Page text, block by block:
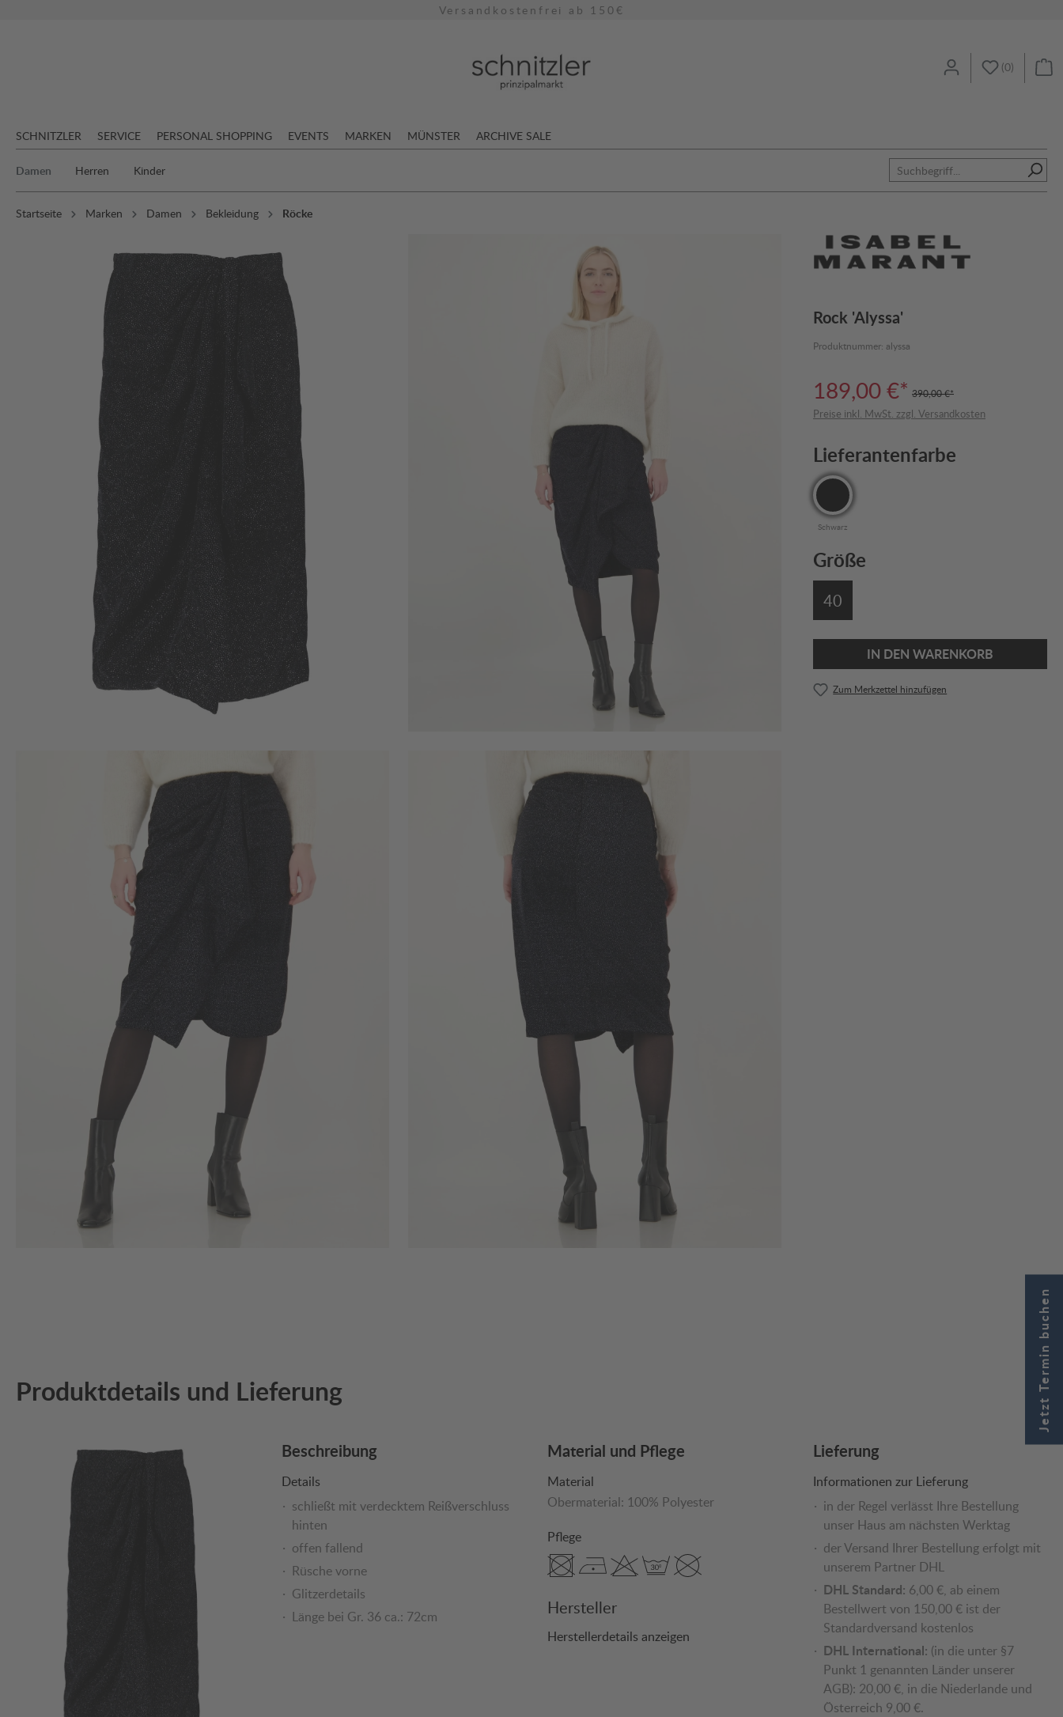
Versandkostenfrei ab 150€
(0)
SCHNITZLER SERVICE PERSONAL SHOPPING EVENTS MARKEN MÜNSTER ARCHIVE SALE
Damen Herren Kinder
Startseite Marken Damen Bekleidung Röcke
Rock 'Alyssa'
Produktnummer: alyssa
189,00 €* 390,00 €*
Preise inkl. MwSt. zzgl. Versandkosten
Lieferantenfarbe
Schwarz
Größe
40
IN DEN WARENKORB
Zum Merkzettel hinzufügen
Produktdetails und Lieferung
Beschreibung
Details
schließt mit verdecktem Reißverschluss
hinten
offen fallend
Rüsche vorne
Glitzerdetails
Länge bei Gr. 36 ca.: 72cm
Material und Pflege
Material
Obermaterial: 100% Polyester
Pflege
Hersteller
Herstellerdetails anzeigen
Lieferung
Informationen zur Lieferung
in der Regel verlässt Ihre Bestellung
unser Haus am nächsten Werktag
der Versand Ihrer Bestellung erfolgt mit
unserem Partner DHL
DHL Standard: 6,00 €, ab einem
Bestellwert von 150,00 € ist der
Standardversand kostenlos
DHL International: (in die unter §7
Punkt 1 genannten Länder unserer
AGB): 20,00 €, in die Niederlande und
Österreich 9,00 €.
Jetzt Termin buchen